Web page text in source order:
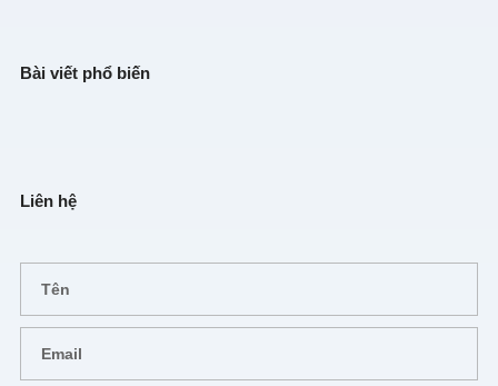
Bài viết phổ biến
Liên hệ